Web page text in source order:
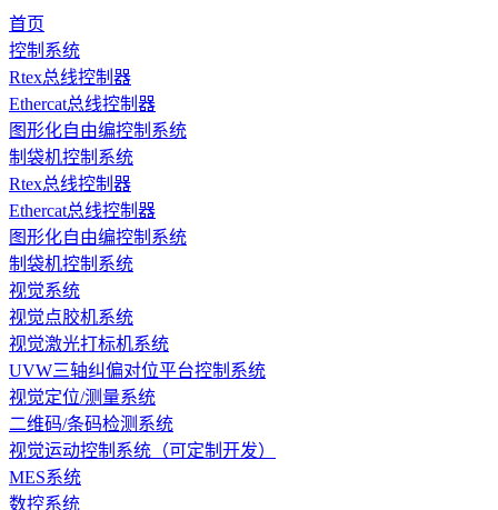
首页
控制系统
Rtex总线控制器
Ethercat总线控制器
图形化自由编控制系统
制袋机控制系统
Rtex总线控制器
Ethercat总线控制器
图形化自由编控制系统
制袋机控制系统
视觉系统
视觉点胶机系统
视觉激光打标机系统
UVW三轴纠偏对位平台控制系统
视觉定位/测量系统
二维码/条码检测系统
视觉运动控制系统（可定制开发）
MES系统
数控系统